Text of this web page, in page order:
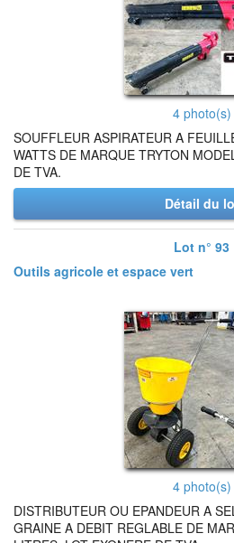
4 photo(s)
SOUFFLEUR ASPIRATEUR A
WATTS DE MARQUE TRYTON
DE TVA.
Détail du
Lot n° 93
Outils agricole et espace vert
4 photo(s)
DISTRIBUTEUR OU EPANDEUR A
GRAINE A DEBIT REGLABLE DE